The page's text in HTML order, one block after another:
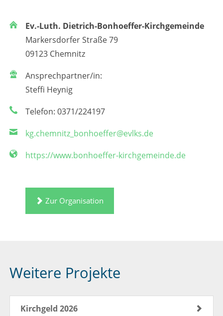
Ev.-Luth. Dietrich-Bonhoeffer-Kirchgemeinde
Markersdorfer Straße 79
09123 Chemnitz
Ansprechpartner/in:
Steffi Heynig
Telefon: 0371/224197
kg.chemnitz_bonhoeffer@evlks.de
https://www.bonhoeffer-kirchgemeinde.de
Zur Organisation
Weitere Projekte
Kirchgeld 2026